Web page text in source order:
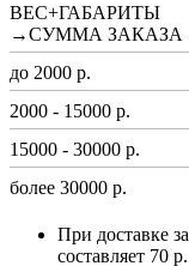
ВЕС+ГАБАРИТЫ
→СУММА ЗАКАЗА
до 2000 р.
2000 - 15000 р.
15000 - 30000 р.
более 30000 р.
При доставке
составляет 70